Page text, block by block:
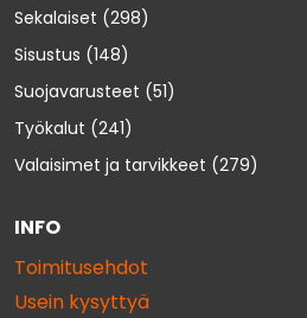
Sekalaiset (298)
Sisustus (148)
Suojavarusteet (51)
Työkalut (241)
Valaisimet ja tarvikkeet (279)
INFO
Toimitusehdot
Usein kysyttyä